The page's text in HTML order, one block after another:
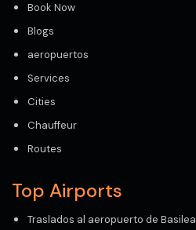
Book Now
Blogs
aeropuertos
Services
Cities
Chauffeur
Routes
Top Airports
Traslados al aeropuerto de Basilea